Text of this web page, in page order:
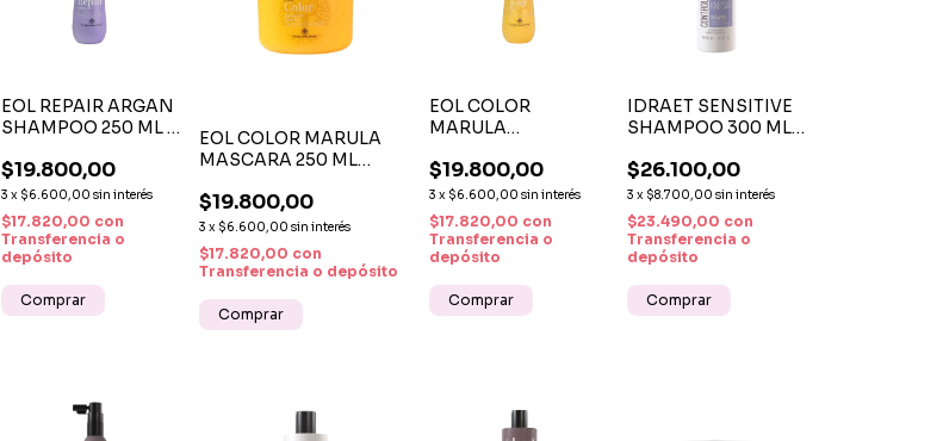
EOL REPAIR ARGAN
SHAMPOO 250 ML -
NUTRICIÓN
CAPILAR
PROFUNDA
$19.800,00
3 x $6.600,00 sin interés
$17.820,00 con
Transferencia o
depósito
EOL COLOR MARULA
MASCARA 250 ML
NUTRITIVO
PROTECCION COLOR
$19.800,00
3 x $6.600,00 sin interés
$17.820,00 con
Transferencia o depósito
EOL COLOR
MARULA
ML
ACONDICIONADOR
PROTECCION
COLOR
$19.800,00
3 x $6.600,00 sin interés
$17.820,00 con
Transferencia o
depósito
IDRAET SENSITIVE
SHAMPOO 300 ML -
ANTIIRRITATIVO
PARA CUERO
CABELLUDO
SENSIBLE
$26.100,00
3 x $8.700,00 sin interés
$23.490,00 con
Transferencia o
depósito